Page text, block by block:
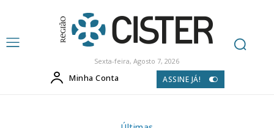
Sexta-feira, Agosto 7, 2026
Minha Conta ASSINE JÁ!